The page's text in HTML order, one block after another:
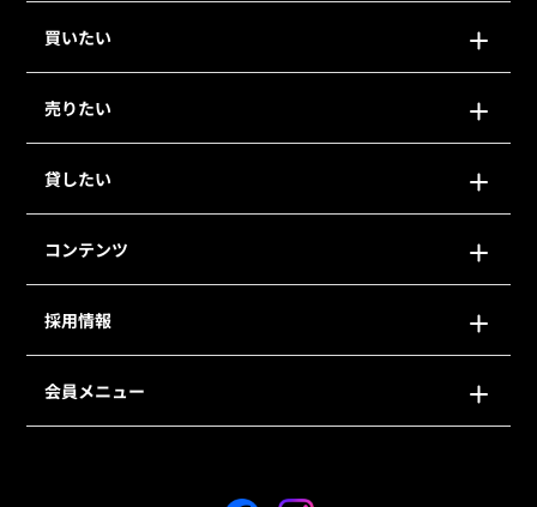
買いたい
売りたい
貸したい
コンテンツ
採用情報
会員メニュー